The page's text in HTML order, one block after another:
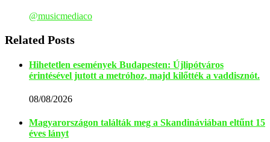
@musicmediaco
Related Posts
Hihetetlen események Budapesten: Újlipótváros
érintésével jutott a metróhoz, majd kilőtték a vaddisznót.
08/08/2026
Magyarországon találták meg a Skandináviában eltűnt 15
éves lányt